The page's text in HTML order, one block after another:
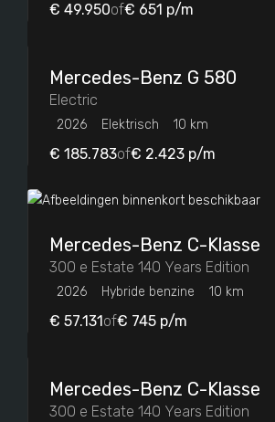
Brandstof
Benzine
Hybride benzine
€ 49.950of€ 651 p/m
Mercedes-Benz G 580
Electric
2026 Elektrisch 10 km
€ 185.783of€ 2.423 p/m
Mercedes-Benz C-Klasse
300 e Estate 140 Years Edition
2026 Hybride benzine 10 km
€ 57.131of€ 745 p/m
Mercedes-Benz C-Klasse
300 e Estate 140 Years Edition